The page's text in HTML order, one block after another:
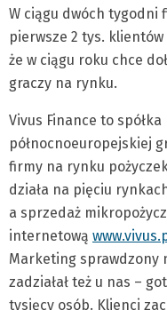
W ciągu dwóch tygodni
pierwsze 2 tys.
że w ciągu roku chce
graczy na rynku.
Vivus Finance to
północnoeuropejskiej
firmy na rynku
działa na pięciu
a sprzedaż
internetową
Marketing sprawdzony
zadziałał też u nas –
tysięcy osób. Klienci